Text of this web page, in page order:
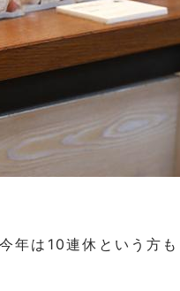
年は10連休という方も